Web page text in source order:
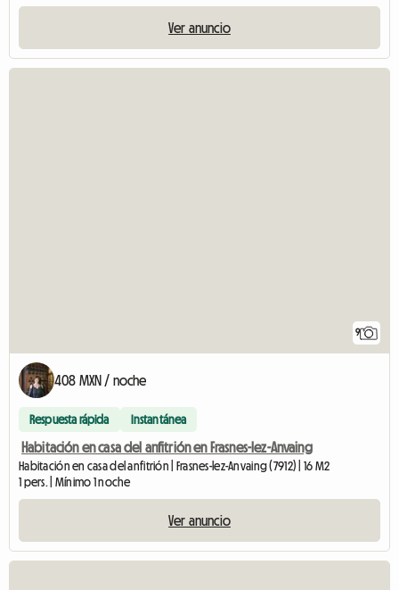
Ver anuncio
9
408 MXN / noche
Respuesta rápida Instantánea
Habitación en casa del anfitrión en Frasnes-lez-Anvaing
Habitación en casa del anfitrión | Frasnes-lez-Anvaing (7912) | 16 M2
1 pers. | Mínimo 1 noche
Ver anuncio